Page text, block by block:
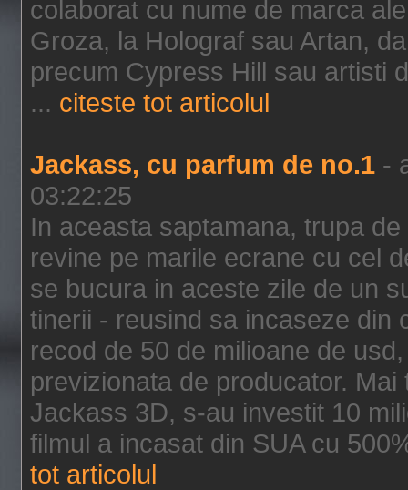
colaborat cu nume de marca
Groza, la Holograf sau Artan,
precum Cypress Hill sau artisti
... citeste tot articolul
Jackass, cu parfum de no.1 -
03:22:25
In aceasta saptamana, trupa
revine pe marile ecrane cu cel
se bucura in aceste zile de un
tinerii - reusind sa incaseze din
recod de 50 de milioane de
previzionata de producator.
Jackass 3D, s-au investit 10
filmul a incasat din SUA cu
tot articolul